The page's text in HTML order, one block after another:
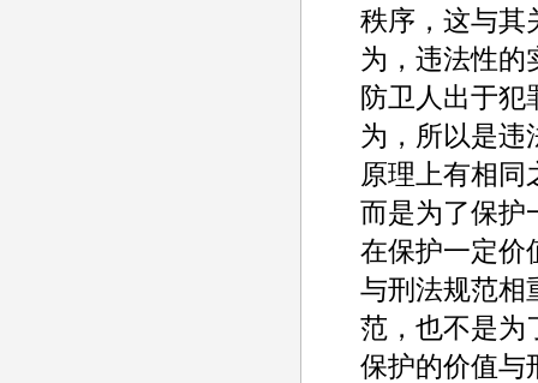
秩序，这与其
为，违法性的
防卫人出于犯
为，所以是违
原理上有相同
而是为了保护
在保护一定价
与刑法规范相
范，也不是为
保护的价值与